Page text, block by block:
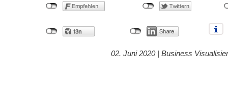
02. Juni 2020 | Business